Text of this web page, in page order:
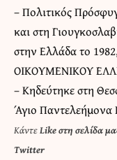
– Πολιτικός
και στη
στην Ελλάδα το
ΟΙΚΟΥΜΕΝΙΚΟΥ
– Κηδεύτηκε στη
Άγιο Παντελεήμονα
ΚάντεLike στη σελίδα
Twitter